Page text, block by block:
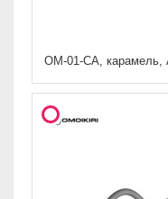
OM-01-CA, карамель,